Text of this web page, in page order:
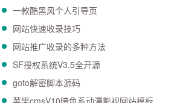
一款酷黑风个人引导页
网站快速收录技巧
网站推广收录的多种方法
SF授权系统V3.5全开源
goto解密脚本源码
苹果cmsV10暗色系动漫影视网站模板